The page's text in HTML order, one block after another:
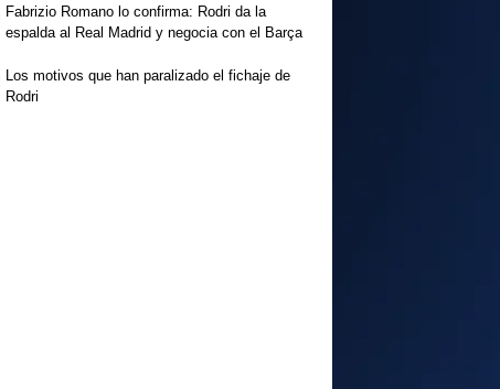
Fabrizio Romano lo confirma: Rodri da la
espalda al Real Madrid y negocia con el Barça
Los motivos que han paralizado el fichaje de
Rodri